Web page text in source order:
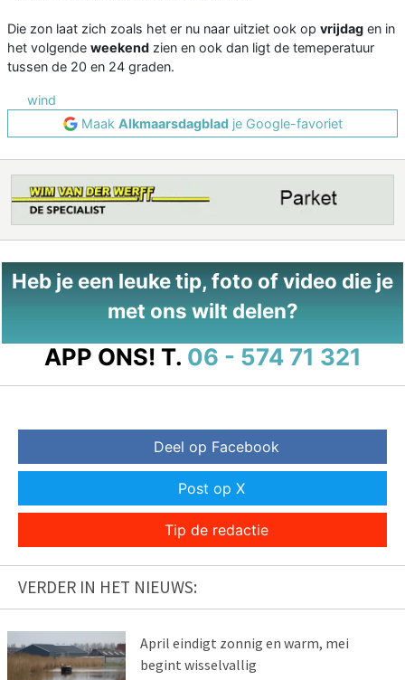
Die zon laat zich zoals het er nu naar uitziet ook op vrijdag en in
het volgende weekend zien en ook dan ligt de temeperatuur
tussen de 20 en 24 graden.
wind
Maak Alkmaarsdagbladje Google-favoriet
Heb je een leuke tip, foto of video die je
met ons wilt delen?
APP ONS! T. 06 - 574 71 321
Deel op Facebook
Post op X
Tip de redactie
VERDER IN HET NIEUWS:
April eindigt zonnig en warm, mei
begint wisselvallig